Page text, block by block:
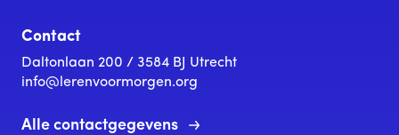
Contact
Daltonlaan 200 / 3584 BJ Utrecht
info@lerenvoormorgen.org
Alle contactgegevens